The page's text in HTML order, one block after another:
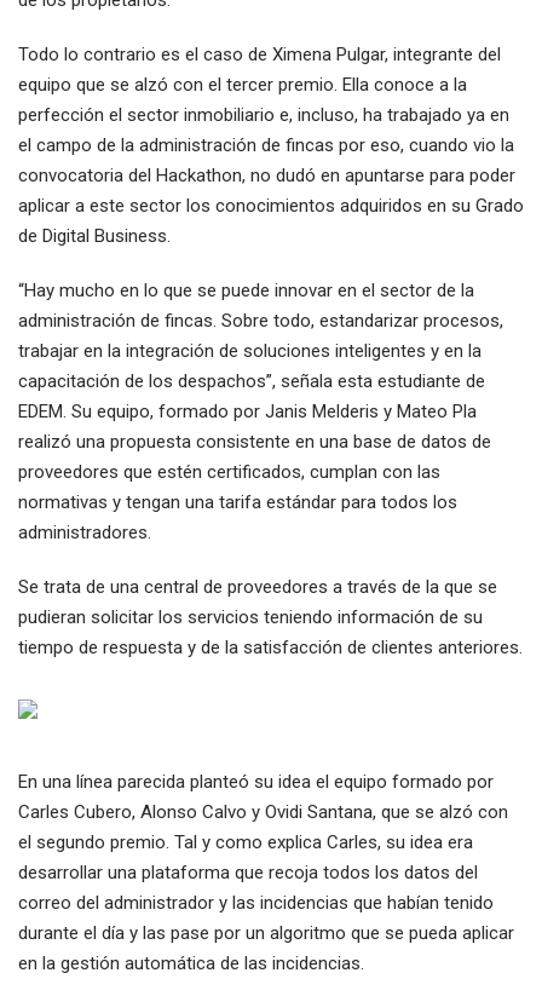
Todo lo contrario es el caso de Ximena Pulgar, integrante del
equipo que se alzó con el tercer premio. Ella conoce a la
perfección el sector inmobiliario e, incluso, ha trabajado ya en
el campo de la administración de fincas por eso, cuando vio la
convocatoria del Hackathon, no dudó en apuntarse para poder
aplicar a este sector los conocimientos adquiridos en su Grado
de Digital Business.
“Hay mucho en lo que se puede innovar en el sector de la
administración de fincas. Sobre todo, estandarizar procesos,
trabajar en la integración de soluciones inteligentes y en la
capacitación de los despachos”, señala esta estudiante de
EDEM. Su equipo, formado por Janis Melderis y Mateo Pla
realizó una propuesta consistente en una base de datos de
proveedores que estén certificados, cumplan con las
normativas y tengan una tarifa estándar para todos los
administradores.
Se trata de una central de proveedores a través de la que se
pudieran solicitar los servicios teniendo información de su
tiempo de respuesta y de la satisfacción de clientes anteriores.
En una línea parecida planteó su idea el equipo formado por
Carles Cubero, Alonso Calvo y Ovidi Santana, que se alzó con
el segundo premio. Tal y como explica Carles, su idea era
desarrollar una plataforma que recoja todos los datos del
correo del administrador y las incidencias que habían tenido
durante el día y las pase por un algoritmo que se pueda aplicar
en la gestión automática de las incidencias.